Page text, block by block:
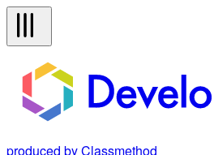
produced by Classmethod